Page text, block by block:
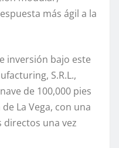
más ágil a la
inversión bajo este
S.R.L.,
de 100,000 pies
La Vega, con una
directos una vez